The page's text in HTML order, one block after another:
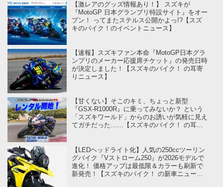
【激レアのグッズ情報あり！】 スズキが
『MotoGP 日本グランプリ特設サイト』をオー
プン！ ってまたステルス公開かよっ!?【スズ
キのバイク！のイベントニュース】
【速報】スズキファン本命『MotoGP日本グラ
ンプリのメーカー応援席チケット』の発売日時
が決定しました！【スズキのバイク！ の耳寄
りニュース】
【甘くない】そこのキミ、ちょっと新型
『GSX-R1000R』に乗ってみないか？ という
「スズキワールド」からのお誘いが気軽に見え
てガチだった……【スズキのバイク！ の耳よ
【LEDヘッドライト化】人気の250ccツーリン
グバイク『Vストローム250』が2026モデルで
進化！ 価格アップは最低限＆カラーも刷新で
新発売！【スズキのバイク！ の新車ニュース